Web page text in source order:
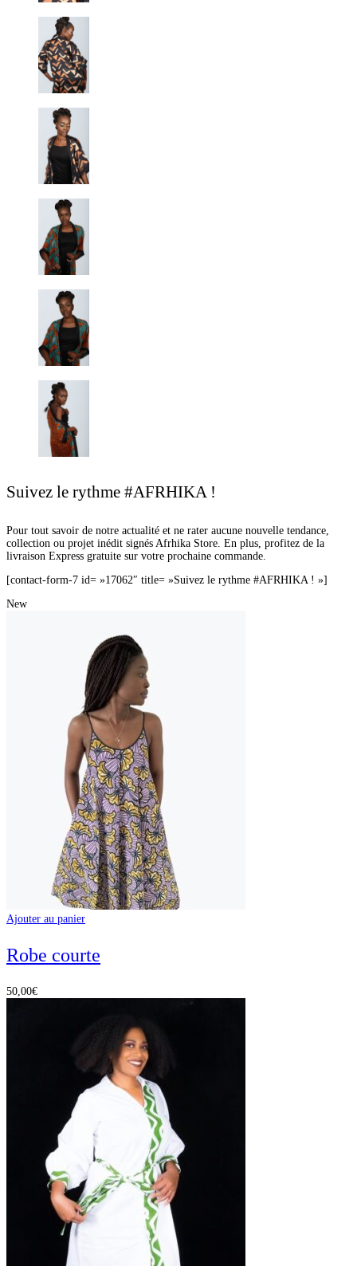
Suivez le rythme #AFRHIKA !
Pour tout savoir de notre actualité et ne rater aucune nouvelle tendance,
collection ou projet inédit signés Afrhika Store. En plus, profitez de la
livraison Express gratuite sur votre prochaine commande.
[contact-form-7 id= »17062″ title= »Suivez le rythme #AFRHIKA ! »]
New
Ajouter au panier
Robe courte
50,00€